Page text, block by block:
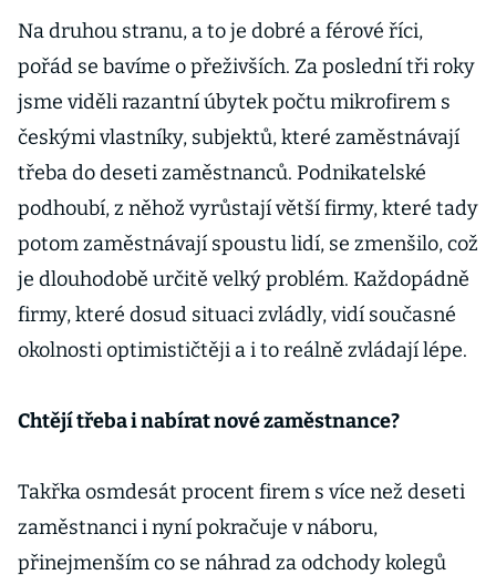
Na druhou stranu, a to je dobré a férové říci,
pořád se bavíme o přeživších. Za poslední tři roky
jsme viděli razantní úbytek počtu mikrofirem s
českými vlastníky, subjektů, které zaměstnávají
třeba do deseti zaměstnanců. Podnikatelské
podhoubí, z něhož vyrůstají větší firmy, které tady
potom zaměstnávají spoustu lidí, se zmenšilo, což
je dlouhodobě určitě velký problém. Každopádně
firmy, které dosud situaci zvládly, vidí současné
okolnosti optimističtěji a i to reálně zvládají lépe.
Chtějí třeba i nabírat nové zaměstnance?
Takřka osmdesát procent firem s více než deseti
zaměstnanci i nyní pokračuje v náboru,
přinejmenším co se náhrad za odchody kolegů